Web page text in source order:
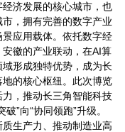
济发展的核心城市，也
，拥有完善的数字产业
应用载体。依托数字经
徽的产业联动，在AI算
形成独特优势，成为长
的核心枢纽。此次博览
，推动长三角智能科技
”向“协同领跑”升级。
生产力、推动制造业高